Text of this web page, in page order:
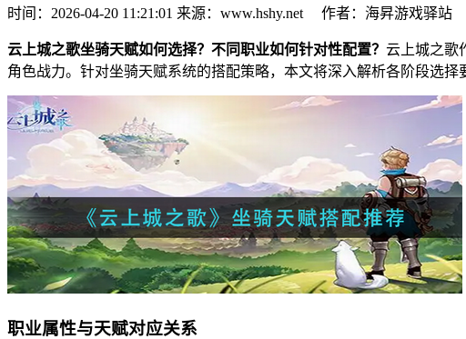
时间：2026-04-20 11:21:01 来源：www.hshy.net 作者：海昇游戏驿站
云上城之歌坐骑天赋如何选择？不同职业如何针对性配置？ 云上城之歌
角色战力。针对坐骑天赋系统的搭配策略，本文将深入解析各阶段选择
职业属性与天赋对应关系